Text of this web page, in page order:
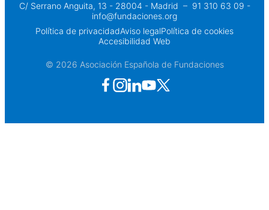
C/ Serrano Anguita, 13 - 28004 - Madrid – 91 310 63 09 -
info@fundaciones.org
Política de privacidadAviso legalPolítica de cookies
Accesibilidad Web
© 2026 Asociación Española de Fundaciones